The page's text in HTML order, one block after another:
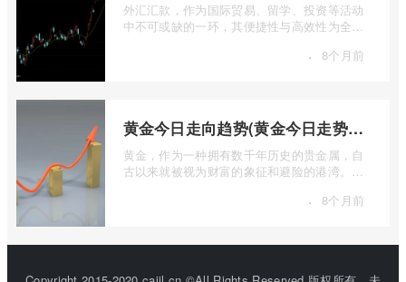
外汇汇款，作为国际贸易、留学、投资等活动
中不可或缺的一环，其便捷性与高效性为全球
· 8个月前
黄金今日走向趋势(黄金今日走势分析建议)
黄金，作为一种拥有数千年历史的贵金属，自
古以来就被视为财富的象征和避险的港湾。在
· 8个月前